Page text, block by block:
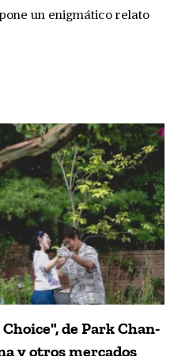
un enigmático relato
de Park Chan-
y otros mercados